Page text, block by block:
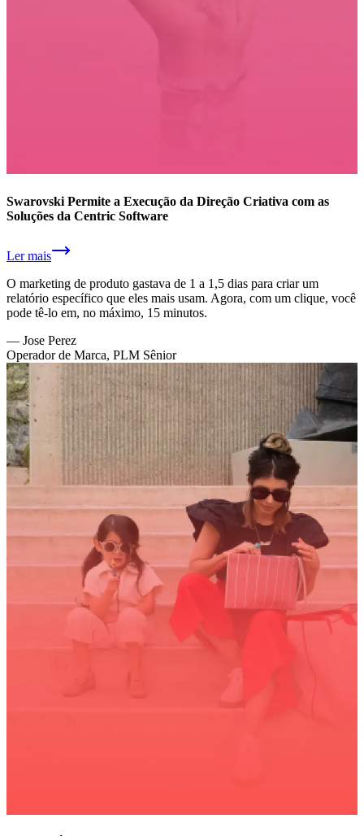
Swarovski Permite a Execução da Direção Criativa com as
Soluções da Centric Software
Ler mais
O marketing de produto gastava de 1 a 1,5 dias para criar um
relatório específico que eles mais usam. Agora, com um clique, você
pode tê-lo em, no máximo, 15 minutos.
— Jose Perez
Operador de Marca, PLM Sênior